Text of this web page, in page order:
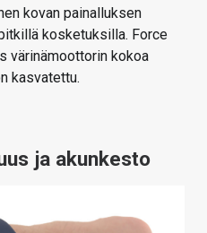
kovan painalluksen
kosketuksilla. Force
värinämoottorin kokoa
kasvatettu.
ja akunkesto